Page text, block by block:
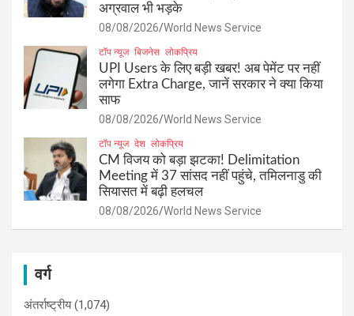
अग्रवाल भी भड़के
08/08/2026 World News Service
टॉप न्यूज बिजनेस लोकप्रिय
UPI Users के लिए बड़ी खबर! अब पेमेंट पर नहीं
लगेगा Extra Charge, जानें सरकार ने क्या किया
साफ
08/08/2026 World News Service
टॉप न्यूज देश लोकप्रिय
CM विजय को बड़ा झटका! Delimitation
Meeting में 37 सांसद नहीं पहुंचे, तमिलनाडु की
सियासत में बढ़ी हलचल
08/08/2026 World News Service
वर्ग
अंतर्राष्ट्रीय(1,074)